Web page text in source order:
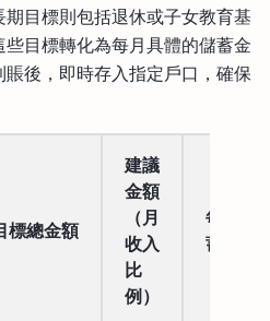
目標則包括退休或子女教育基
目標轉化為每月具體的儲蓄金
後，即時存入指定戶口，確保
標總金額
建議
金額
（月
收入
比
例）
每月儲
蓄金額